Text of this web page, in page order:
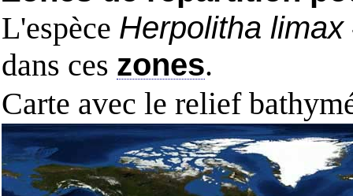
L'espèce Herpolitha limax
dans ces zones.
Carte avec le relief